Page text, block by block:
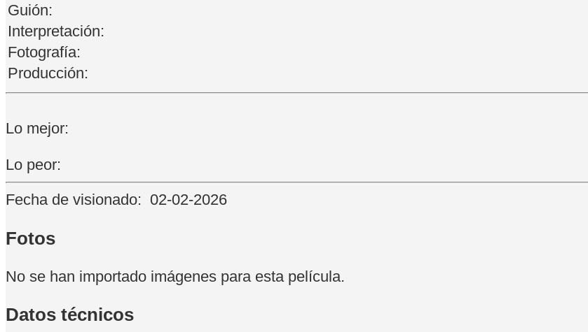
Guión:
Interpretación:
Fotografía:
Producción:
Lo mejor:
Lo peor:
Fecha de visionado: 02-02-2026
Fotos
No se han importado imágenes para esta película.
Datos técnicos